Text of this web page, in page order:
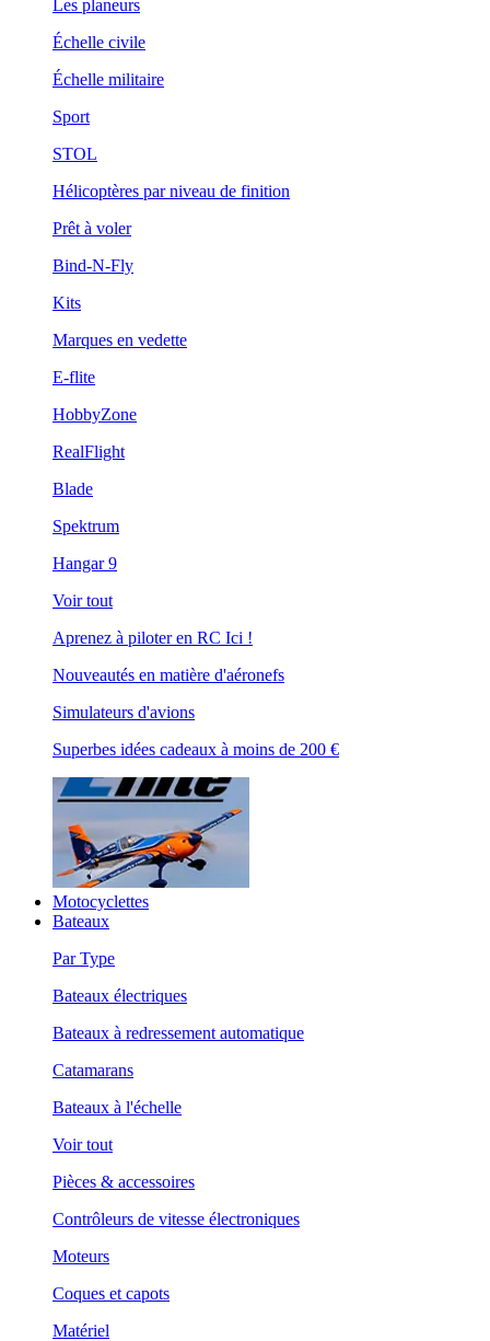
Les planeurs
Échelle civile
Échelle militaire
Sport
STOL
Hélicoptères par niveau de finition
Prêt à voler
Bind-N-Fly
Kits
Marques en vedette
E-flite
HobbyZone
RealFlight
Blade
Spektrum
Hangar 9
Voir tout
Aprenez à piloter en RC Ici !
Nouveautés en matière d'aéronefs
Simulateurs d'avions
Superbes idées cadeaux à moins de 200 €
Motocyclettes
Bateaux
Par Type
Bateaux électriques
Bateaux à redressement automatique
Catamarans
Bateaux à l'échelle
Voir tout
Pièces & accessoires
Contrôleurs de vitesse électroniques
Moteurs
Coques et capots
Matériel